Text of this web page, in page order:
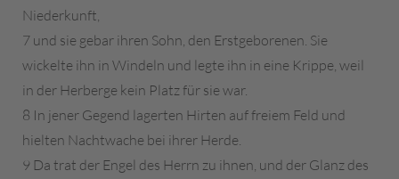
Niederkunft,
7 und sie gebar ihren Sohn, den Erstgeborenen. Sie
wickelte ihn in Windeln und legte ihn in eine Krippe, weil
in der Herberge kein Platz für sie war.
8 In jener Gegend lagerten Hirten auf freiem Feld und
hielten Nachtwache bei ihrer Herde.
9 Da trat der Engel des Herrn zu ihnen, und der Glanz des